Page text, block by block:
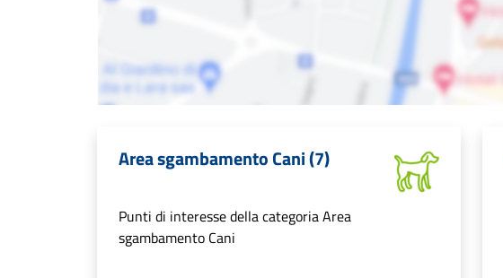
Area sgambamento Cani (7)
Punti di interesse della categoria Area
sgambamento Cani